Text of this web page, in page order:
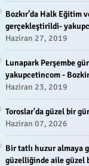
Bozkır’da Halk Eğitim
gerçekleştirildi-
Haziran 27, 2019
Lunapark Perşembe
yakupcetincom -
Haziran 23, 2019
Toroslar'da güzel bir
Haziran 07, 2026
Bir tatlı huzur almaya
güzelliğinde aile güzel